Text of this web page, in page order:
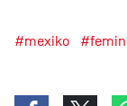
#mexiko